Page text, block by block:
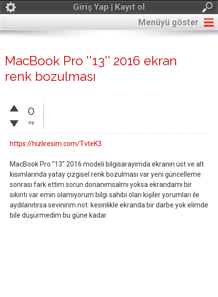
Giriş Yap | Kayıt ol
Menüyü göster
MacBook Pro ''13'' 2016 ekran
renk bozulması
0
oy
https://hizliresim.com/TvteK3
MacBook Pro ''13'' 2016 modeli bilgisarayımda ekranın üst ve alt
kısımlarında yatay çizgisel renk bozulması var yeni güncelleme
sonrası fark ettim sorun donanımsalmı yoksa ekrandamı bir
sıkıntı var emin olamıyorum bilgi sahibi olan kişiler yorumları ile
aydılanıtırsa sevinirim not: kesinlikle ekranda bir darbe yok elimde
bile düşürmedim bu güne kadar.